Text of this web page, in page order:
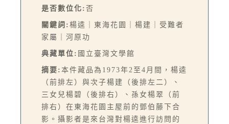
是否數位化: 否
關鍵詞: 楊逵｜東海花園｜楊建｜受難者
家屬｜河原功
典藏單位: 國立臺灣文學館
摘要: 本件藏品為1973年2至4月間，楊逵
（前排左）與次子楊建（後排左二）、
三女兒楊碧（後排右）、孫女楊翠（前
排右）在東海花園主屋前的鄧伯藤下合
影。攝影者是來台灣對楊逵進行訪問的